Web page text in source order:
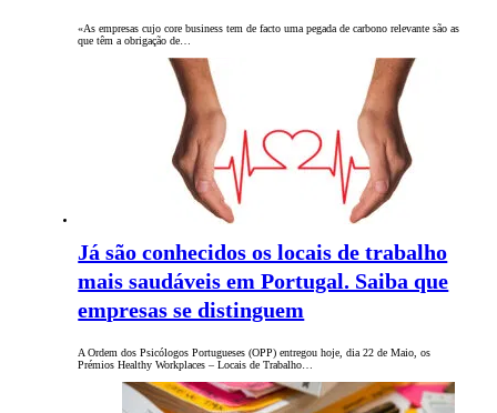
«As empresas cujo core business tem de facto uma pegada de carbono relevante são as
que têm a obrigação de…
Já são conhecidos os locais de trabalho
mais saudáveis em Portugal. Saiba que
empresas se distinguem
A Ordem dos Psicólogos Portugueses (OPP) entregou hoje, dia 22 de Maio, os
Prémios Healthy Workplaces – Locais de Trabalho…